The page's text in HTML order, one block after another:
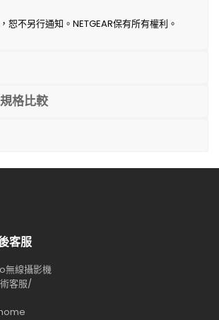
恕不另行通知。NETGEAR保有所有權利。
格比較
客服
線攝影機
客服/